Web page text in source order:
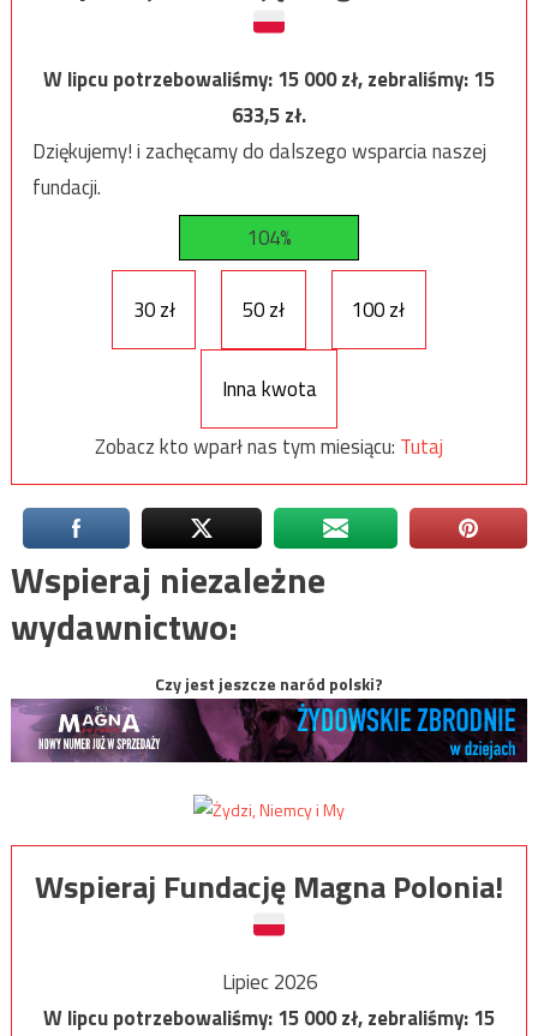
W lipcu potrzebowaliśmy:15 000zł, zebraliśmy:15
633,5zł.
Dziękujemy! i zachęcamy do dalszego wsparcia naszej
fundacji.
104%
30 zł 50 zł 100 zł
Inna kwota
Zobacz kto wparł nas tym miesiącu: Tutaj
Wspieraj niezależne
wydawnictwo:
Czy jest jeszcze naród polski?
Wspieraj Fundację Magna Polonia!
Lipiec 2026
W lipcu potrzebowaliśmy:15 000zł, zebraliśmy:15